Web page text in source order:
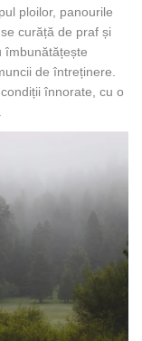
ploilor, panourile
curăță de praf și
îmbunătățește
de întreținere.
înnorate, cu o